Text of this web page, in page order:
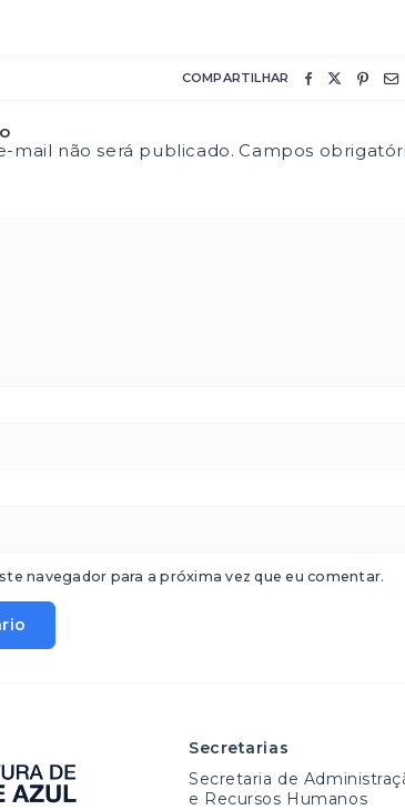
COMPARTILHAR
mail não será publicado. Campos
navegador para a próxima vez que eu comentar.
Secretarias
Secretaria de
e Recursos Humanos